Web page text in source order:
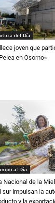
del Día
joven que
en Osorno»
al Día
Nacional de la
sur impulsan la
y la